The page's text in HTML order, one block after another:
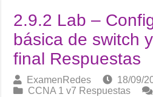
2.9.2 Lab –
básica de switch
final Respuestas
ExamenRedes
18/09/
CCNA 1 v7 Respuestas